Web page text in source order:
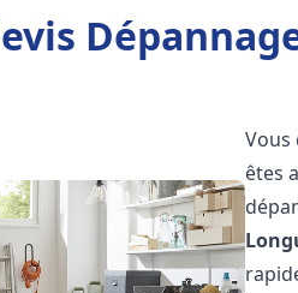
Vous
êtes